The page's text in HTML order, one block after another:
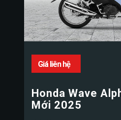
Giá liên hệ
Honda Wave
Mới 2025